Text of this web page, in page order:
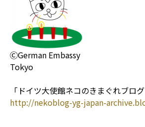
ⒸGerman Embassy
Tokyo
「ドイツ大使館ネコのきまぐれブロ
http://nekoblog-yg-japan-